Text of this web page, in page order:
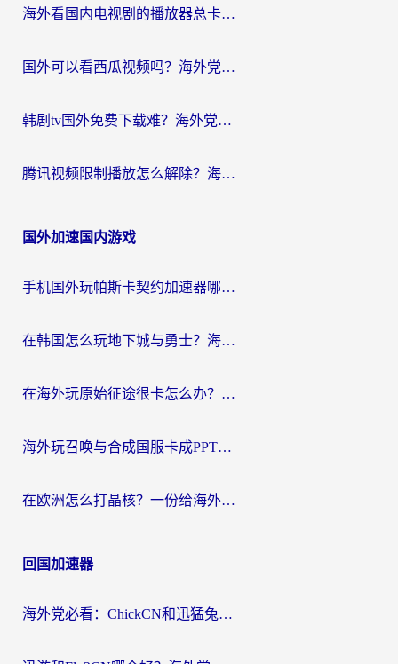
海外看国内电视剧的播放器总卡顿？选对回国加速器才是关键
国外可以看西瓜视频吗？海外党追剧看片的终极解决方案
韩剧tv国外免费下载难？海外党看国内剧的加速器选择指南（附实用技巧）
腾讯视频限制播放怎么解除？海外党亲测有效的回国加速指南
国外加速国内游戏
手机国外玩帕斯卡契约加速器哪个好用？海外党国服游戏之路的救星
在韩国怎么玩地下城与勇士？海外党必看的国服游戏加速全攻略
在海外玩原始征途很卡怎么办？一份给游子的终极指南
海外玩召唤与合成国服卡成PPT？这篇解决办法让你丝滑操作
在欧洲怎么打晶核？一份给海外游子的网络加速生存指南
回国加速器
海外党必看：ChickCN和迅猛兔好用吗？3招教你选对回国加速器